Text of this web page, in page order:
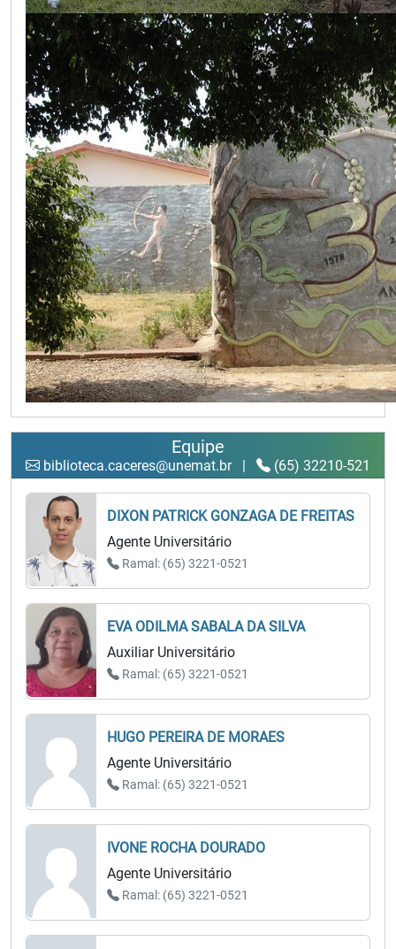
Equipe
biblioteca.caceres@unemat.br | (65) 32210-521
DIXON PATRICK GONZAGA DE FREITAS
Agente Universitário
Ramal: (65) 3221-0521
EVA ODILMA SABALA DA SILVA
Auxiliar Universitário
Ramal: (65) 3221-0521
HUGO PEREIRA DE MORAES
Agente Universitário
Ramal: (65) 3221-0521
IVONE ROCHA DOURADO
Agente Universitário
Ramal: (65) 3221-0521